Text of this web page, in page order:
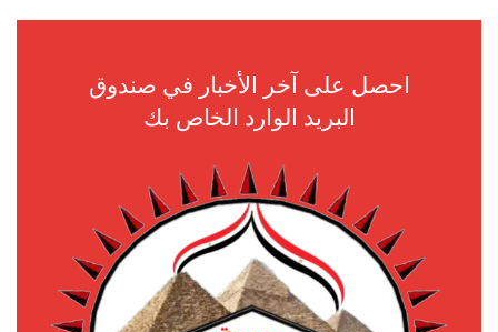
احصل على آخر الأخبار في صندوق
البريد الوارد الخاص بك